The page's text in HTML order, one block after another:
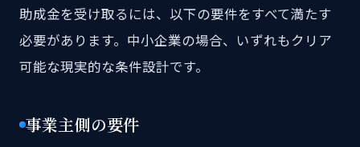
助成金を受け取るには、以下の要件をすべて満たす
必要があります。中小企業の場合、いずれもクリア
可能な現実的な条件設計です。
事業主側の要件